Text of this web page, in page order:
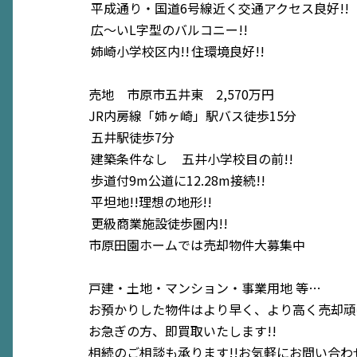
平成通り・国道6号線近く交通アクセス良好!!
広〜いL字型のバルコニー!!
姉崎小学校区内!!住環境良好!!
売地 市原市五井東 2,570万円
JR内房線「姉ヶ崎」駅バス徒歩15分
五井駅徒歩7分
建築条件なし
五井小学校目の前!!
歩道付9m公道に12.28m接続!!
平坦地!!理想の地形!!
更級商業施設徒歩圏内!!
市原田園ホームでは売却物件大募集中
戸建・土地・マンション・事業用地 等…
お預かりした物件はより早く、より高く売却
お急ぎの方、即買取いたします!!
相続のご相談も承ります!!お気軽にお問い合